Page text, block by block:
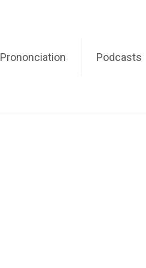
Prononciation Podcasts